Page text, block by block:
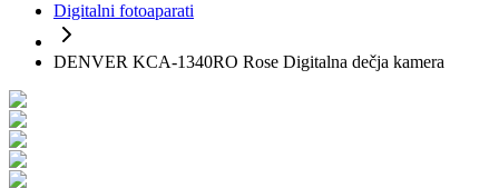
Digitalni fotoaparati
DENVER KCA-1340RO Rose Digitalna dečja kamera